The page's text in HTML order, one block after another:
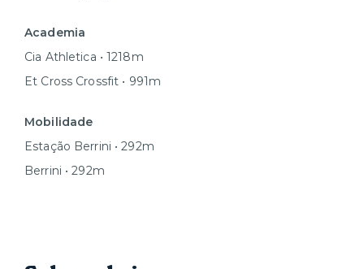
Academia
Cia Athletica • 1218m
Et Cross Crossfit • 991m
Mobilidade
Estação Berrini • 292m
Berrini • 292m